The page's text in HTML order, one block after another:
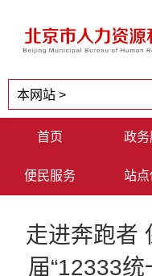
首页 政
便民服务 站
走进奔跑者
届“12333